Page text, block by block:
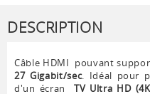
DESCRIPTION
Câble HDMI pouvant
27 Gigabit/sec. Idéal pour
d'un écran TV Ultra HD